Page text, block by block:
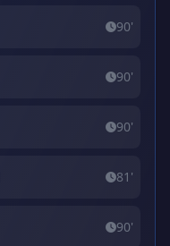
90'
90'
90'
81'
90'